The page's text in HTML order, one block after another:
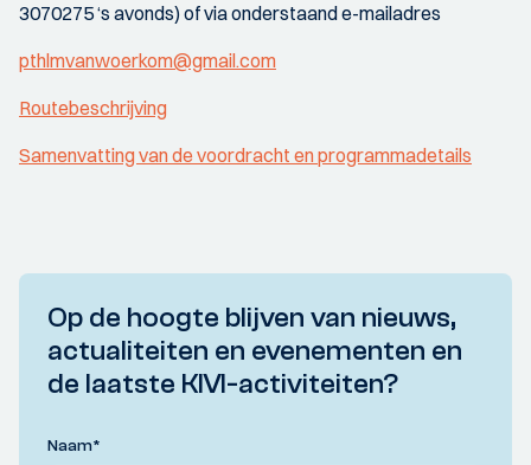
3070275 ‘s avonds) of via onderstaand e-mailadres
pthlmvanwoerkom@gmail.com
Routebeschrijving
Samenvatting van de voordracht en programmadetails
Op de hoogte blijven van nieuws,
actualiteiten en evenementen en
de laatste KIVI-activiteiten?
Naam*